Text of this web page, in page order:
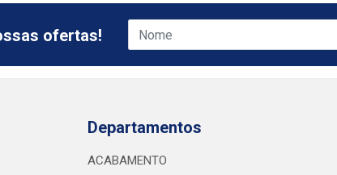
ofertas!
Departamentos
ACABAMENTO